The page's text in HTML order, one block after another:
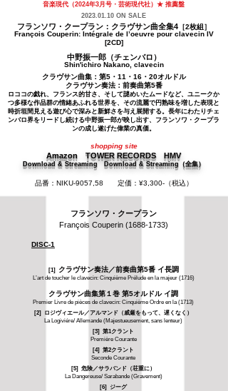
音楽現代（2024年3月号・芸術現代社）★ 推薦盤
2023.01.10 ON SALE
フランソワ・クープラン：クラヴサン曲全集4［2枚組］
François Couperin: Intégrale de l’oeuvre pour clavecin IV
[2CD]
中野振一郎（チェンバロ）
Shin'ichiro Nakano, clavecin
クラヴサン曲集：第5・11・16・20オルドル
クラヴサン奏法：前奏曲第5番
ロココの戯れ、フランス的甘さ、そして謎めいたムードなど、ユニークか
つ多様な作品群の情緒あふれる世界を、その流麗で円熟味を増した表現と
時折垣間見える遊び心で深みと新鮮さを与え展開する。長年にわたりチェ
ンバロ界をリードし続ける中野振一郎が映し出す、フランソワ・クープラ
ンの成し遂げた偉業の真価。
shopping site
Amazon TOWER RECORDS HMV
Download & Streaming Download & Streaming （全集）
品番：NIKU-9057,58 定価：¥3,300-（税込）
フランソワ・クープラン
François Couperin (1688-1733)
DISC-1
[1] クラヴサン奏法／前奏曲第5番 イ長調
L’art de toucher le clavecin: Cinquième Prélude en la majeur (1716)
クラヴサン曲集第１巻 第5オルドル イ調
Premier Livre de pièces de clavecin: Cinquième Ordre en la (1713)
[2] ロジヴィエール／アルマンド（威厳をもって、遅くなく）
La Logiviére/ Allemande (Majestueusement, sans lenteur)
[3] 第1クラント
Première Courante
[4] 第2クラント
Seconde Courante
[5] 危険／サラバンド（荘重に）
La Dangereuse/ Sarabande (Gravement)
[6] ジーグ